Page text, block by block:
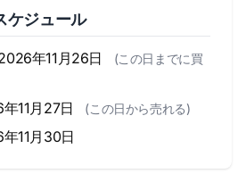
ケジュール
年11月26日
(この日までに買
11月27日 (この日から売れる)
11月30日